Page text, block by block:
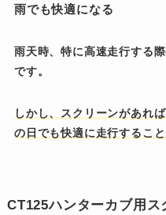
雨でも快適になる
雨天時、特に高速走行する
です。
しかし、スクリーンがあれ
の日でも快適に走行すること
CT125ハンターカブ用